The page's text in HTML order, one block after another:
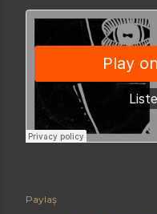
Paylaş